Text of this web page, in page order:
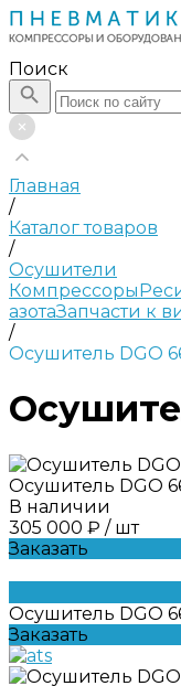
Поиск
Главная
/
Каталог товаров
/
Осушители
Компрессоры
азотаЗапчасти к
/
Осушитель DGO
Осушитель DGO
В наличии
305 000 ₽ / шт
Заказать
Осушитель DGO
Заказать